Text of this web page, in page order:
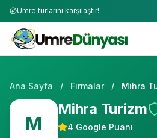
Umre turlarını karşılaştır!
Ana Sayfa / Firmalar / Mihra
M
Mihra Turizm
4 Google Puanı